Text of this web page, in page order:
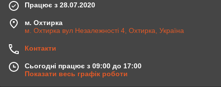
Працює з 28.07.2020
м. Охтирка
м. Охтирка вул Незалежності 4, Охтирка, Україна
Контакти
Сьогодні працює з 09:00 до 17:00
Показати весь графік роботи